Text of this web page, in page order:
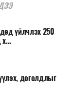
үйлчлэх 250
х...
доголдлыг